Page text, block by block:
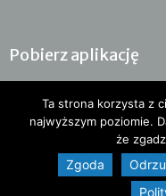
Pobierz aplikację
Ta strona korzysta z
najwyższym poziomie.
że
Zgoda